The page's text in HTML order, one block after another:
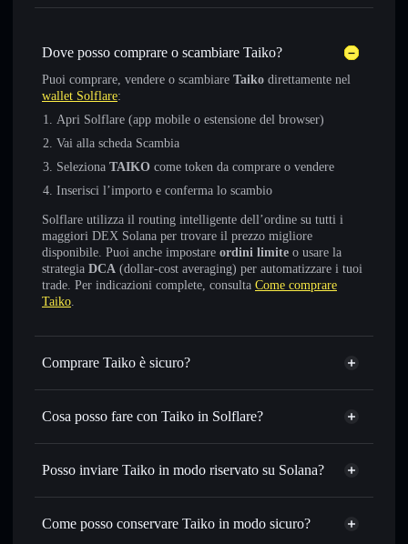
Dove posso comprare o scambiare Taiko?
Puoi comprare, vendere o scambiare Taiko direttamente nel
wallet Solflare:
Apri Solflare (app mobile o estensione del browser)
Vai alla scheda Scambia
Seleziona TAIKO come token da comprare o vendere
Inserisci l’importo e conferma lo scambio
Solflare utilizza il routing intelligente dell’ordine su tutti i
maggiori DEX Solana per trovare il prezzo migliore
disponibile. Puoi anche impostare ordini limite o usare la
strategia DCA (dollar-cost averaging) per automatizzare i tuoi
trade. Per indicazioni complete, consulta Come comprare
Taiko.
Comprare Taiko è sicuro?
Taiko non è verificato
Cosa posso fare con Taiko in Solflare?
Taiko
wallet Solflare
Scambiare istantaneamente — scambia TAIKO in SOL,
con il routing intelligente dell’ordine
Impostare ordini limite— automatizza i tuoi trade al
Posso inviare Taiko in modo riservato su Solana?
Aggregatore di privacy
Come posso conservare Taiko in modo sicuro?